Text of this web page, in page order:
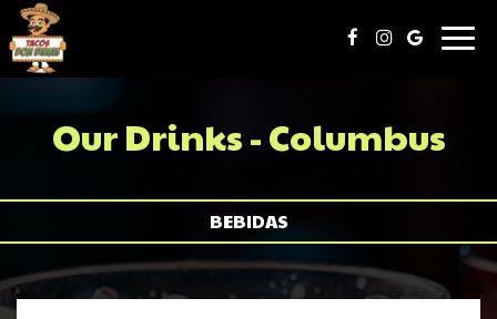
Our Drinks - Columbus
BEBIDAS